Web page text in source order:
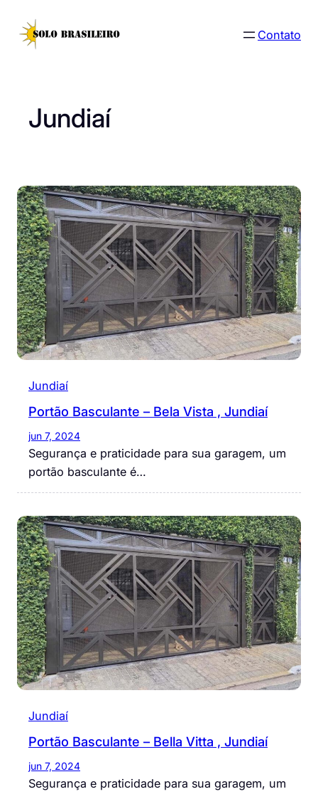
para
Contato
Jundiaí
Jundiaí
Portão Basculante – Bela Vista , Jundiaí
jun 7, 2024
Segurança e praticidade para sua garagem, um
portão basculante é…
Jundiaí
Portão Basculante – Bella Vitta , Jundiaí
jun 7, 2024
Segurança e praticidade para sua garagem, um